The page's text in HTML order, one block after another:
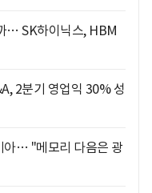
… SK하이닉스, HBM
2분기 영업익 30% 성
아… "메모리 다음은 광